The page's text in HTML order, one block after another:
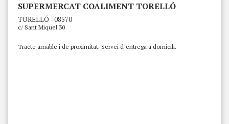
SUPERMERCAT COALIMENT TORELLÓ
TORELLÓ - 08570
c/ Sant Miquel 30
Tracte amable i de proximitat. Servei d’entrega a domicili.